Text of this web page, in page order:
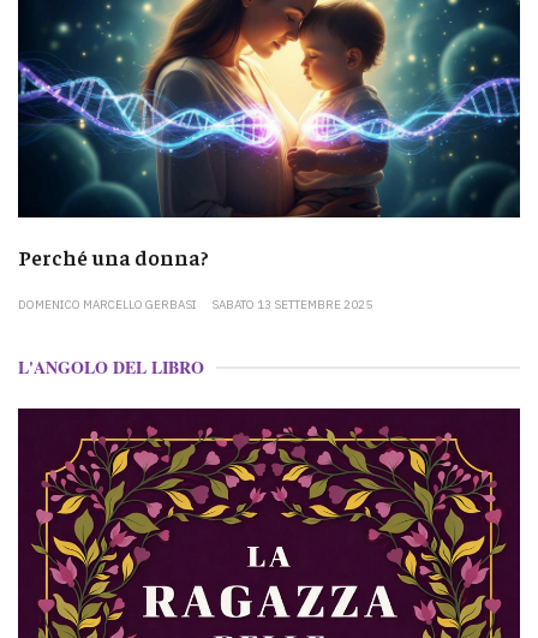
Perché una donna?
DOMENICO MARCELLO GERBASI SABATO 13 SETTEMBRE 2025
L'ANGOLO DEL LIBRO